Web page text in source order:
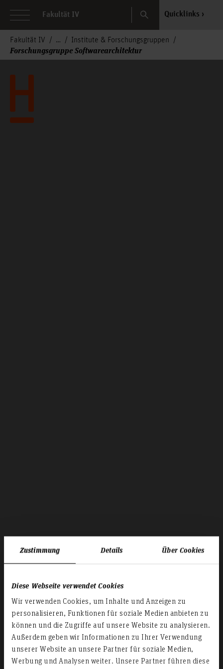
Zustimmung Details Über Cookies
Diese Webseite verwendet Cookies
Wir verwenden Cookies, um Inhalte und Anzeigen zu
personalisieren, Funktionen für soziale Medien anbieten zu
können und die Zugriffe auf unsere Website zu analysieren.
Außerdem geben wir Informationen zu Ihrer Verwendung
unserer Website an unsere Partner für soziale Medien,
Werbung und Analysen weiter. Unsere Partner führen diese
Fakultät IV Search Quicklinks
Fakultät IV Institute & Forschungsgruppen
Forschungsgruppe Softwarearchitektur